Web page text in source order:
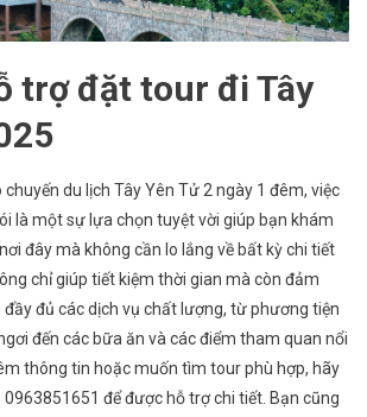
trợ đặt tour đi Tây
chuyến du lịch Tây Yên Tử 2 ngày 1 đêm, việc
là một sự lựa chọn tuyệt vời giúp bạn khám
đây mà không cần lo lắng về bất kỳ chi tiết
chỉ giúp tiết kiệm thời gian mà còn đảm
đủ các dịch vụ chất lượng, từ phương tiện
đến các bữa ăn và các điểm tham quan nổi
thông tin hoặc muốn tìm tour phù hợp, hãy
để được hỗ trợ chi tiết. Bạn cũng